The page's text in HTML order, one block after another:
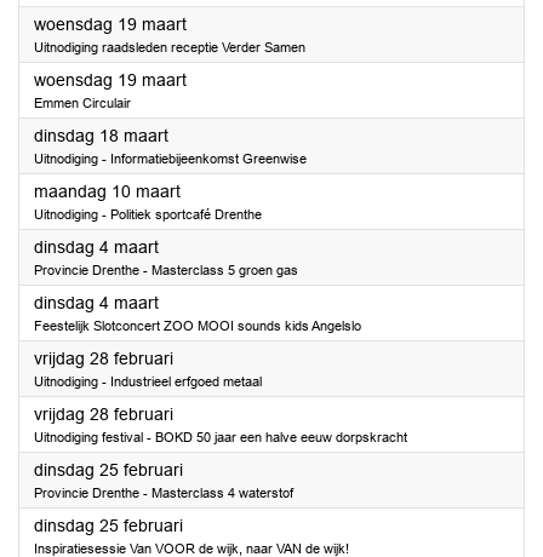
woensdag 19 maart2025
Uitnodiging raadsleden receptie Verder Samen
woensdag 19 maart2025
Emmen Circulair
dinsdag 18 maart2025
Uitnodiging - Informatiebijeenkomst Greenwise
maandag 10 maart2025
Uitnodiging - Politiek sportcafé Drenthe
dinsdag 4 maart2025
Provincie Drenthe - Masterclass 5 groen gas
dinsdag 4 maart2025
Feestelijk Slotconcert ZOO MOOI sounds kids Angelslo
vrijdag 28 februari2025
Uitnodiging - Industrieel erfgoed metaal
vrijdag 28 februari2025
Uitnodiging festival - BOKD 50 jaar een halve eeuw dorpskracht
dinsdag 25 februari2025
Provincie Drenthe - Masterclass 4 waterstof
dinsdag 25 februari2025
Inspiratiesessie Van VOOR de wijk, naar VAN de wijk!